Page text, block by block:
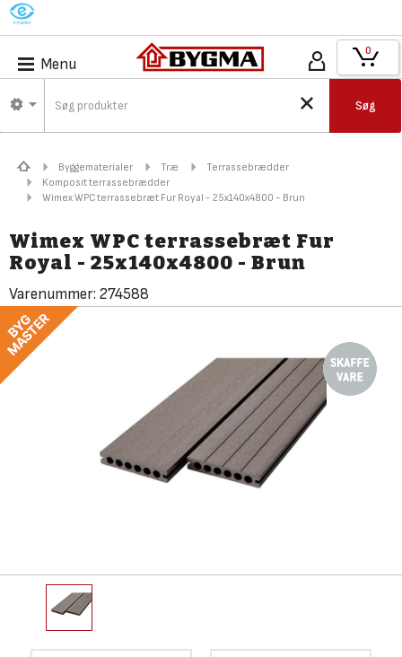
M
Menu
Søg
0
Byggematerialer Træ
Terrassebrædder
Komposit terrassebrædder
Wimex WPC terrassebræt Fur Royal - 25x140x4800 - Brun
Wimex WPC terrassebræt Fur
Royal - 25x140x4800 - Brun
Varenummer: 274588